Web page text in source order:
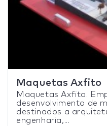
Maquetas Axfito
Maquetas Axfito.
desenvolvimento de
destinados a
engenharia,...